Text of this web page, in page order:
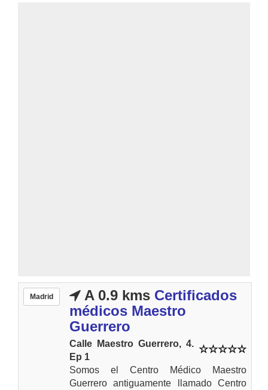
Madrid A 0.9 kms Certificados
médicos Maestro
Guerrero
Calle Maestro Guerrero, 4.
Ep 1
Somos el Centro Médico Maestro
Guerrero antiguamente llamado Centro